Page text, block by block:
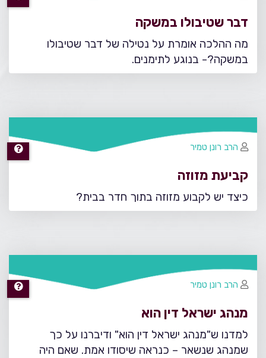
דבר שטיבולו במשקה
מה ההלכה אומרת על נטילה של דבר שטיבולו
במשקה?- בנוגע לתימנים.
קביעת מזוזה
כיצד יש לקבוע מזוזה בתוך חדר בבית?
הרב רונן טמיר
מנהג ישראל דין הוא
למדנו ש"מנהג ישראל דין הוא" ודיברנו על כך
שמנהג שנשאר – כנראה שיסודו אמת. שאם היה
הרב רונן טמיר